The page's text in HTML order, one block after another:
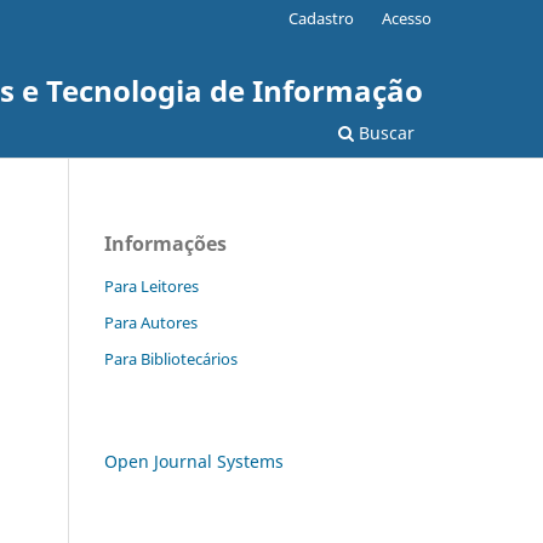
e Tecnologia de Informação
Buscar
Cadastro Acesso
Informações
Para Leitores
Para Autores
Para Bibliotecários
Open Journal Systems